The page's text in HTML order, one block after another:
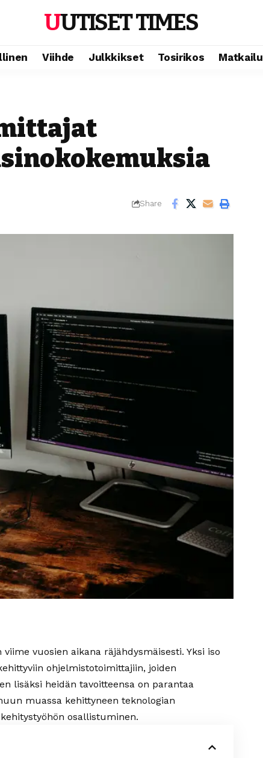
UUTISET TIMES
Viihde Julkkikset Tosirikos Matkailu
Share
vuosien aikana räjähdysmäisesti. Yksi iso
ohjelmistotoimittajiin, joiden
lisäksi heidän tavoitteensa on parantaa
muassa kehittyneen teknologian
osallistuminen.